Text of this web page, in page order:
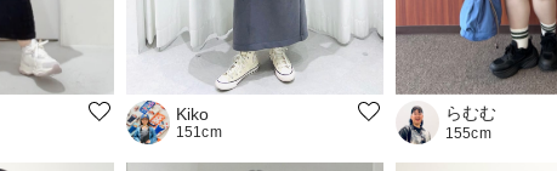
Kiko
151cm
らむむ
155cm